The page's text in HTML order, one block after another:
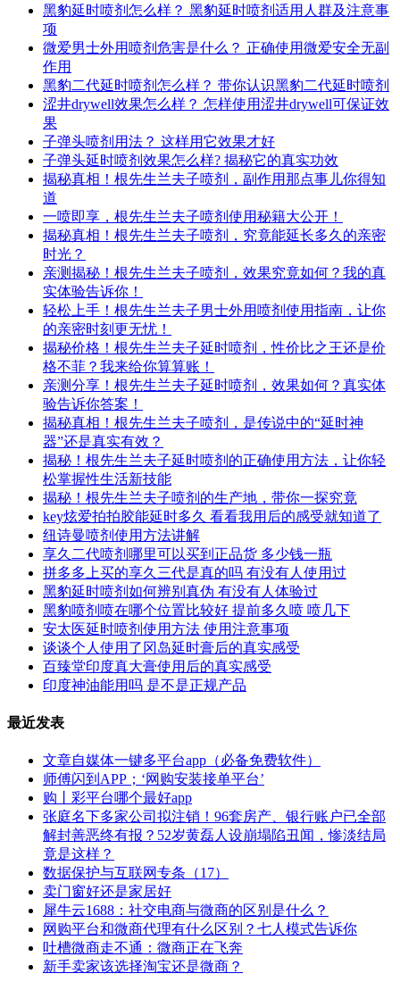
黑豹延时喷剂怎么样？ 黑豹延时喷剂适用人群及注意事
项
微爱男士外用喷剂危害是什么？ 正确使用微爱安全无副
作用
黑豹二代延时喷剂怎么样？ 带你认识黑豹二代延时喷剂
涩井drywell效果怎么样？ 怎样使用涩井drywell可保证效
果
子弹头喷剂用法？ 这样用它效果才好
子弹头延时喷剂效果怎么样? 揭秘它的真实功效
揭秘真相！根先生兰夫子喷剂，副作用那点事儿你得知
道
一喷即享，根先生兰夫子喷剂使用秘籍大公开！
揭秘真相！根先生兰夫子喷剂，究竟能延长多久的亲密
时光？
亲测揭秘！根先生兰夫子喷剂，效果究竟如何？我的真
实体验告诉你！
轻松上手！根先生兰夫子男士外用喷剂使用指南，让你
的亲密时刻更无忧！
揭秘价格！根先生兰夫子延时喷剂，性价比之王还是价
格不菲？我来给你算算账！
亲测分享！根先生兰夫子延时喷剂，效果如何？真实体
验告诉你答案！
揭秘真相！根先生兰夫子喷剂，是传说中的“延时神
器”还是真实有效？
揭秘！根先生兰夫子延时喷剂的正确使用方法，让你轻
松掌握性生活新技能
揭秘！根先生兰夫子喷剂的生产地，带你一探究竟
key炫爱拍拍胶能延时多久 看看我用后的感受就知道了
纽诗曼喷剂使用方法讲解
享久二代喷剂哪里可以买到正品货 多少钱一瓶
拼多多上买的享久三代是真的吗 有没有人使用过
黑豹延时喷剂如何辨别真伪 有没有人体验过
黑豹喷剂喷在哪个位置比较好 提前多久喷 喷几下
安太医延时喷剂使用方法 使用注意事项
谈谈个人使用了冈岛延时膏后的真实感受
百臻堂印度真大膏使用后的真实感受
印度神油能用吗 是不是正规产品
最近发表
文章自媒体一键多平台app（必备免费软件）
师傅闪到APP；‘网购安装接单平台’
购丨彩平台哪个最好app
张庭名下多家公司拟注销！96套房产、银行账户已全部
解封善恶终有报？52岁黄磊人设崩塌陷丑闻，惨淡结局
竟是这样？
数据保护与互联网专条（17）
卖门窗好还是家居好
犀牛云1688：社交电商与微商的区别是什么？
网购平台和微商代理有什么区别？七人模式告诉你
吐槽微商走不通：微商正在飞奔
新手卖家该选择淘宝还是微商？